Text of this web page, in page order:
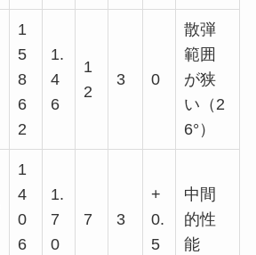
1
5
8
6
2
1.
4
6
1
2
3 0
散弾
範囲
が狭
い（2
6°）
1
4
0
6
1.
7
0
7 3
+
0.
5
中間
的性
能